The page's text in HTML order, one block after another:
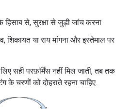
से, सुरक्षा से जुड़ी जांच करना
शिकायत या राय मांगना और इस्तेमाल पर
सही परफ़ॉर्मेंस नहीं मिल जाती, तब तक
चरणों को दोहराते रहना चाहिए.